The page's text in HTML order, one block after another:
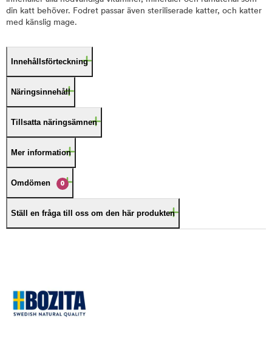
din katt behöver. Fodret passar även steriliserade katter, och katter
med känslig mage.
Innehållsförteckning
Näringsinnehåll
Tillsatta näringsämnen
Mer information
Omdömen 0
Ställ en fråga till oss om den här produkten